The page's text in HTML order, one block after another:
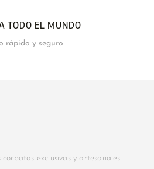
TODO EL MUNDO
rápido y seguro
corbatas exclusivas y artesanales